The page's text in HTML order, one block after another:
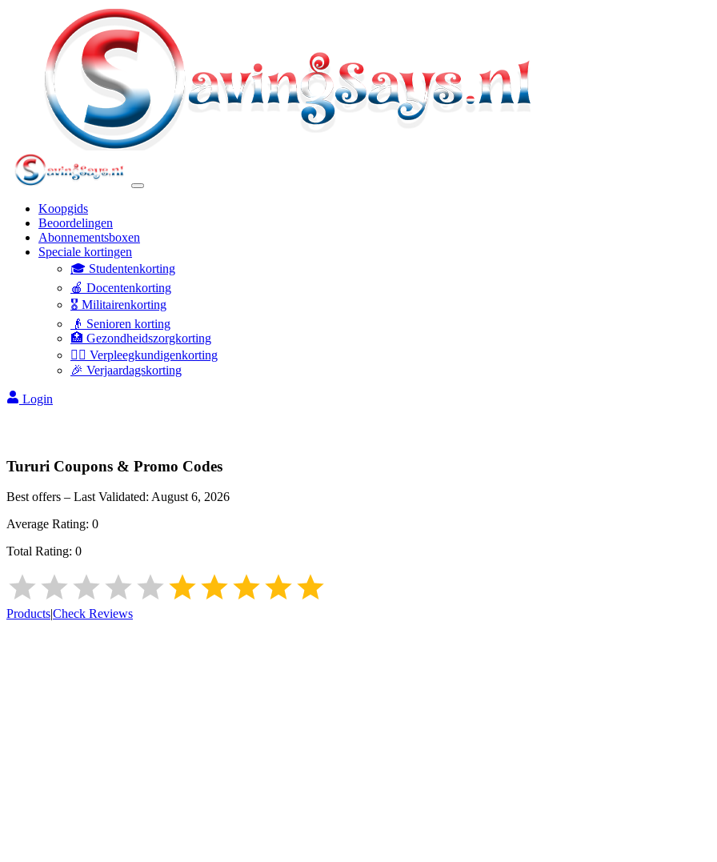
Koopgids
Beoordelingen
Abonnementsboxen
Speciale kortingen
🎓 Studentenkorting
🍎 Docentenkorting
🎖️ Militairenkorting
👴 Senioren korting
🏥 Gezondheidszorgkorting
👩‍⚕️ Verpleegkundigenkorting
🎉 Verjaardagskorting
Login
Tururi Coupons & Promo Codes
Best offers – Last Validated: August 6, 2026
Average Rating: 0
Total Rating: 0
Products|Check Reviews